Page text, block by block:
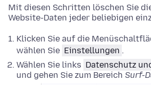
Mit diesen Schritten löschen Sie
Website-Daten jeder beliebigen
Klicken Sie auf die
wählen Sie Einstellungen .
Wählen Sie links Datenschutz
und gehen Sie zum Bereich Surf-